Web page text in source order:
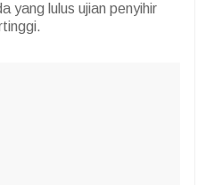
yang lulus ujian penyihir